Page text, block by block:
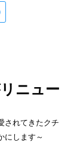
ニュー
されてきたクチ
にします～